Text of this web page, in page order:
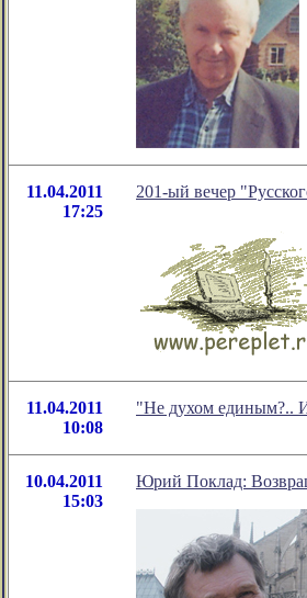
11.04.2011
17:25
201-ый вечер
11.04.2011
10:08
"Не духом единым?..
10.04.2011
15:03
Юрий Поклад: